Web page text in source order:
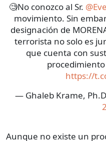
🧐No conozco al Sr.
movimiento. Sin
designación de
terrorista no solo es
que cuenta con
https://
— Ghaleb Krame,
Aunque no existe un